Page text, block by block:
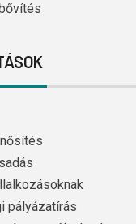
pályázatírás